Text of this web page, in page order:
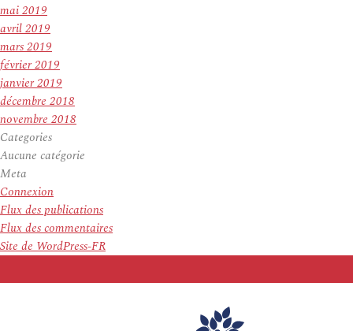
mai 2019
avril 2019
mars 2019
février 2019
janvier 2019
décembre 2018
novembre 2018
Categories
Aucune catégorie
Meta
Connexion
Flux des publications
Flux des commentaires
Site de WordPress-FR